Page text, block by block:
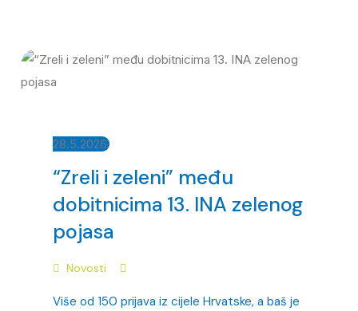
28.5.2026.
“Zreli i zeleni” među
dobitnicima 13. INA zelenog
pojasa
Novosti
Više od 150 prijava iz cijele Hrvatske, a baš je